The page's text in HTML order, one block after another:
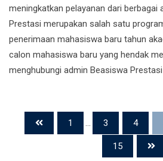
meningkatkan pelayanan dari berbagai
Prestasi merupakan salah satu
penerimaan mahasiswa baru tahun
calon mahasiswa baru yang hendak
menghubungi admin Beasiswa
1 ... 3 4
15